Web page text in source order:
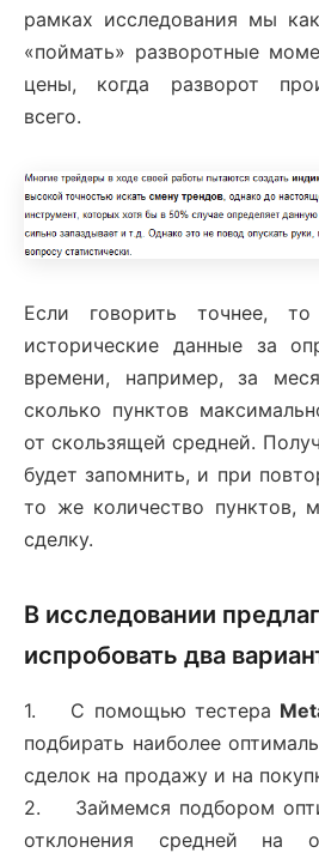
рамках исследования мы
«поймать» разворотные
цены, когда разворот
всего.
Если говорить точнее,
исторические данные за
времени, например, за
сколько пунктов
от скользящей средней.
будет запомнить, и при
то же количество пунктов,
сделку.
В исследовании
испробовать два
1. С помощью тестера
подбирать наиболее
сделок на продажу и на
2. Займемся подбором
отклонения средней на